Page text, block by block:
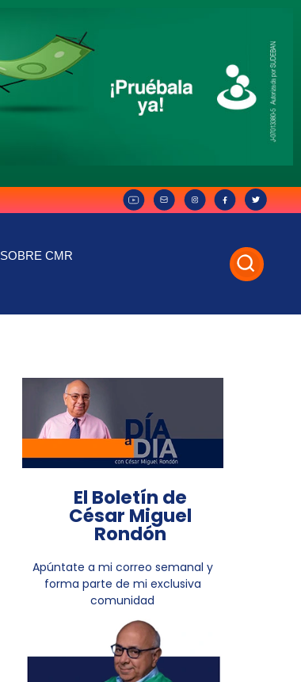
SOBRE CMR
El Boletín de
César Miguel
Rondón
Apúntate a mi correo semanal y
forma parte de mi exclusiva
comunidad